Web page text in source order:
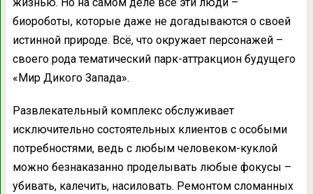
биороботы, которые даже не догадываются о своей
истинной природе. Всё, что окружает персонажей –
своего рода тематический парк-аттракцион будущего
«Мир Дикого Запада».
Развлекательный комплекс обслуживает
исключительно состоятельных клиентов с особыми
потребностями, ведь с любым человеком-куклой
можно безнаказанно проделывать любые фокусы –
убивать, калечить, насиловать. Ремонтом сломанных